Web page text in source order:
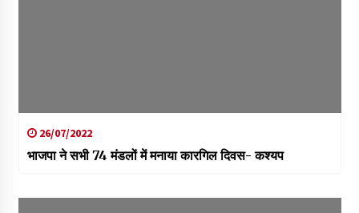
26/07/2022
भाजपा ने सभी 74 मंडलों में मनाया कारगिल दिवस- कश्यप